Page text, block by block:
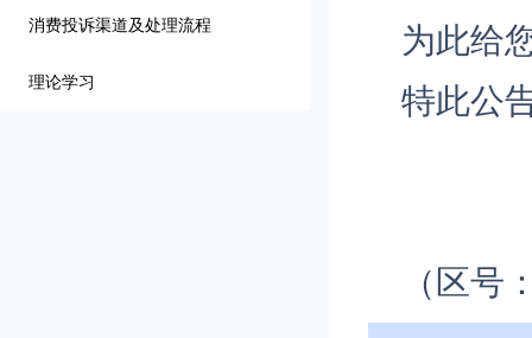
消费投诉渠道及处理流程
理论学习
为此给
特此公
（区号